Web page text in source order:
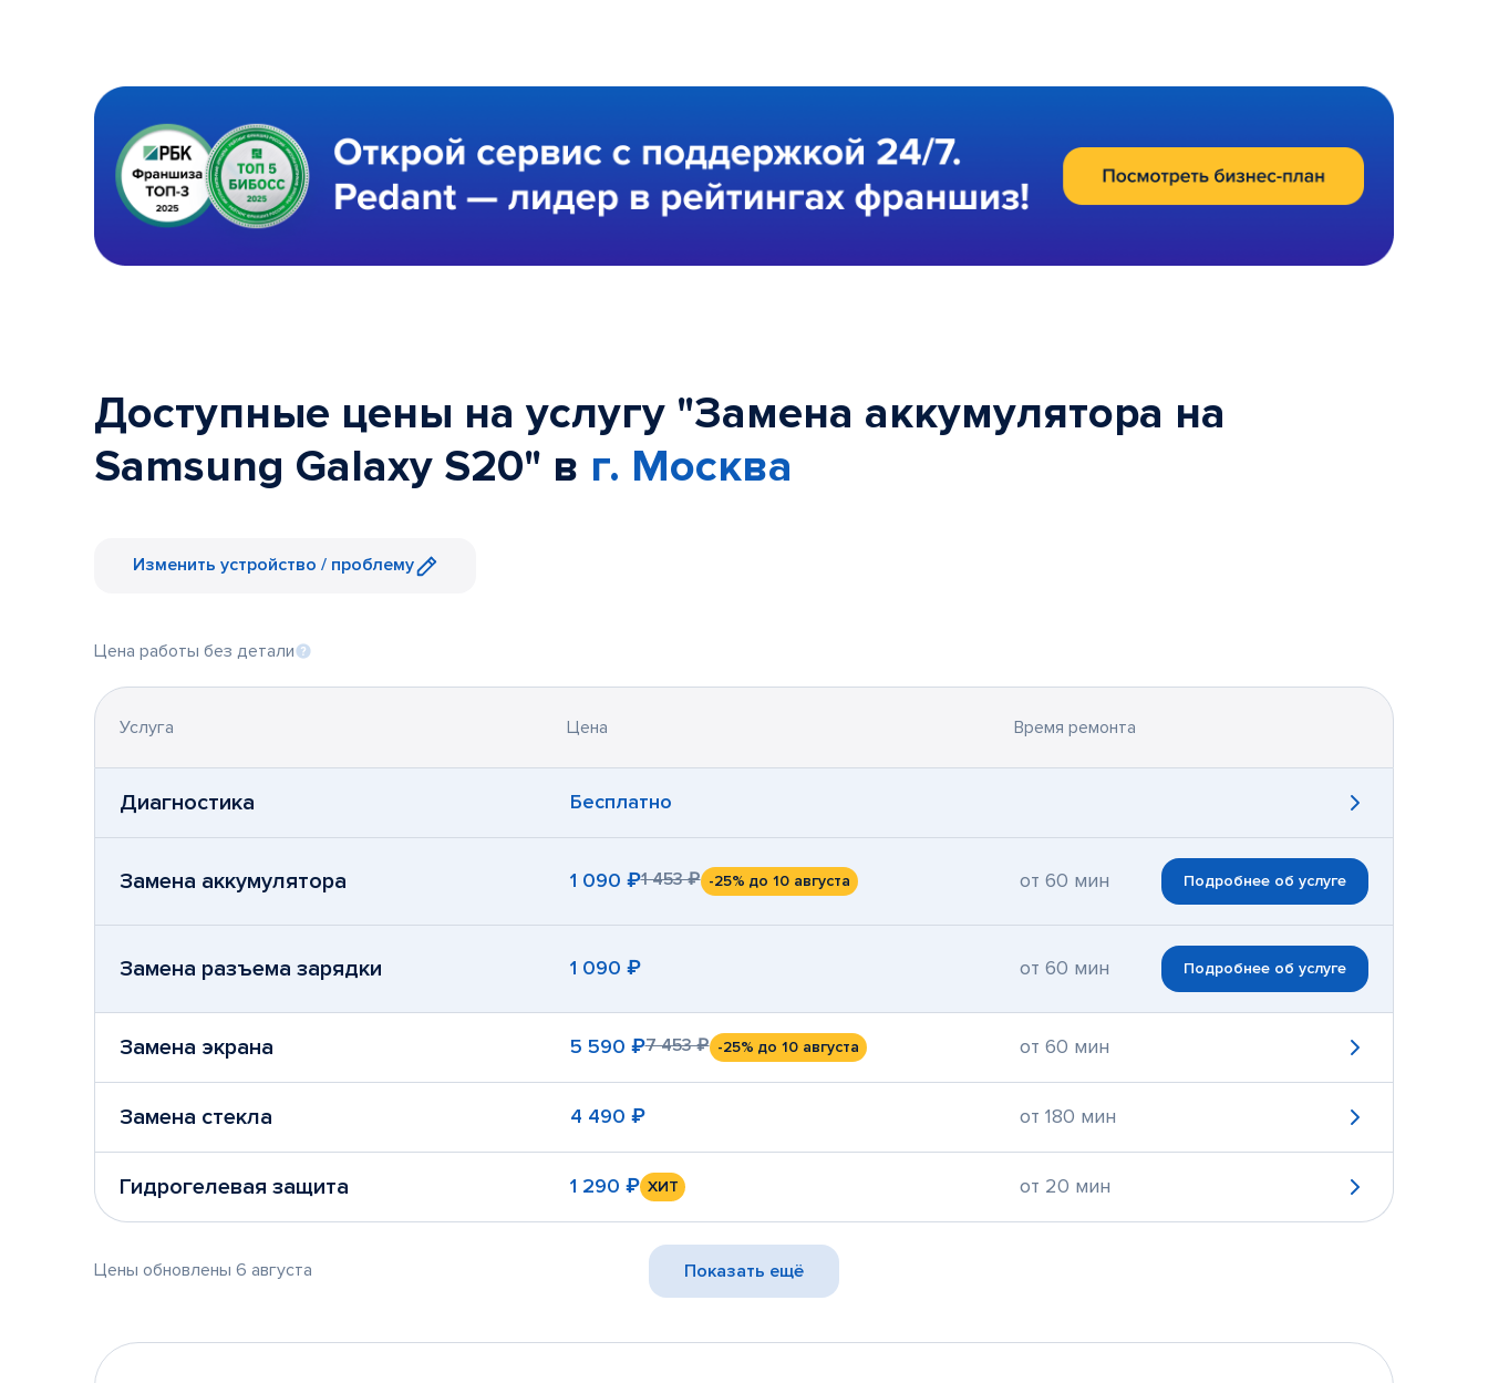
Доступные цены на услугу "Замена аккумулятора на
Samsung Galaxy S20" в г. Москва
Изменить устройство / проблему
Цена работы без детали
Услуга Цена Время ремонта
Диагностика Бесплатно
Замена аккумулятора 1 090 ₽1 453 ₽ -25% до 10 августа от 60 мин Подробнее об услуге
Замена разъема зарядки 1 090 ₽ от 60 мин Подробнее об услуге
Замена экрана 5 590 ₽7 453 ₽ -25% до 10 августа от 60 мин
Замена стекла 4 490 ₽ от 180 мин
Гидрогелевая защита 1 290 ₽ ХИТ от 20 мин
Цены обновлены 6 августа Показать ещё